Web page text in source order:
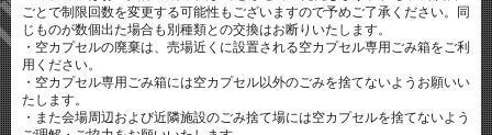
ごとで制限回数を変更する可能性もございますので予めご了承ください。同
じものが数個出た場合も別種類との交換はお断りいたします。
・空カプセルの廃棄は、売場近くに設置される空カプセル専用ごみ箱をご利
用ください。
・空カプセル専用ごみ箱には空カプセル以外のごみを捨てないようお願いい
たします。
・また会場周辺および近隣施設のごみ捨て場には空カプセルを捨てないよう